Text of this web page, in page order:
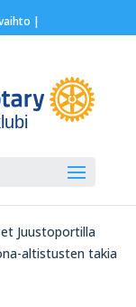
|
Juustoportilla
altistusten takia